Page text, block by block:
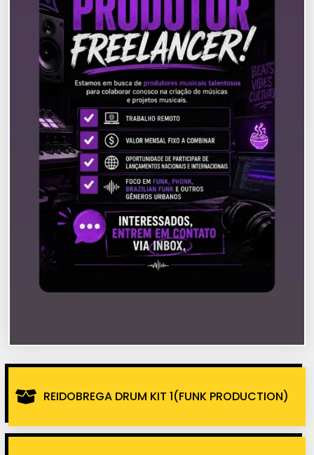
REIDOBREGA DRUM KIT 1(FUNK PRODUCTION)